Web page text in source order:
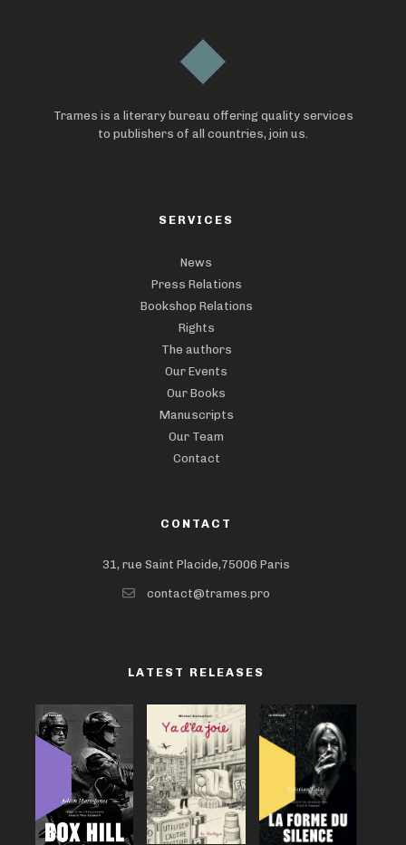
Trames is a literary bureau offering quality services
to publishers of all countries, join us.
SERVICES
News
Press Relations
Bookshop Relations
Rights
The authors
Our Events
Our Books
Manuscripts
Our Team
Contact
CONTACT
31, rue Saint Placide,75006 Paris
contact@trames.pro
LATEST RELEASES